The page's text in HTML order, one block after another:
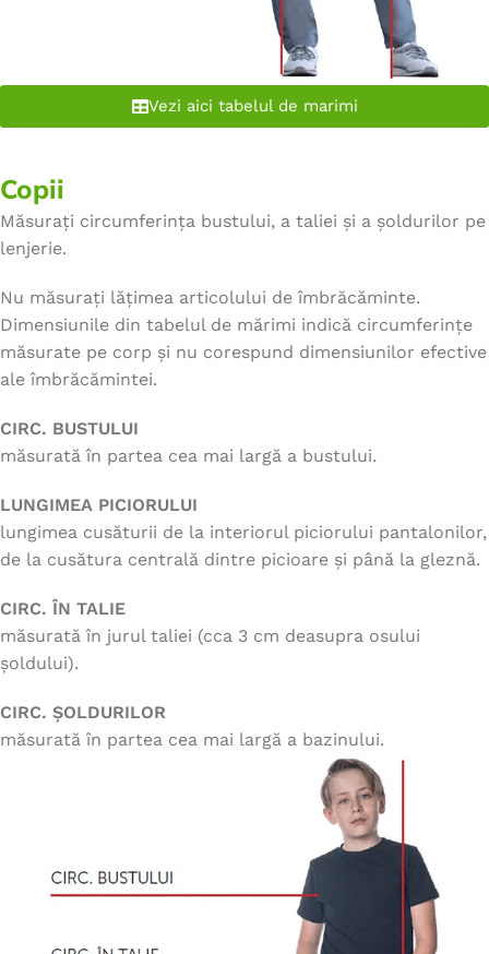
Vezi aici tabelul de marimi
Copii
Măsurați circumferința bustului, a taliei și a șoldurilor pe
lenjerie.
Nu măsurați lățimea articolului de îmbrăcăminte.
Dimensiunile din tabelul de mărimi indică circumferințe
măsurate pe corp și nu corespund dimensiunilor efective
ale îmbrăcămintei.
CIRC. BUSTULUI
măsurată în partea cea mai largă a bustului.
LUNGIMEA PICIORULUI
lungimea cusăturii de la interiorul piciorului pantalonilor,
de la cusătura centrală dintre picioare și până la gleznă.
CIRC. ÎN TALIE
măsurată în jurul taliei (cca 3 cm deasupra osului
șoldului).
CIRC. ȘOLDURILOR
măsurată în partea cea mai largă a bazinului.